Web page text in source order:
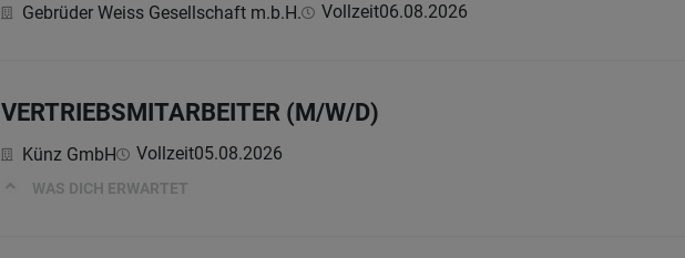
Gebrüder Weiss Gesellschaft m.b.H. Vollzeit06.08.2026
VERTRIEBSMITARBEITER (M/W/D)
Künz GmbH Vollzeit05.08.2026
WAS DICH ERWARTET